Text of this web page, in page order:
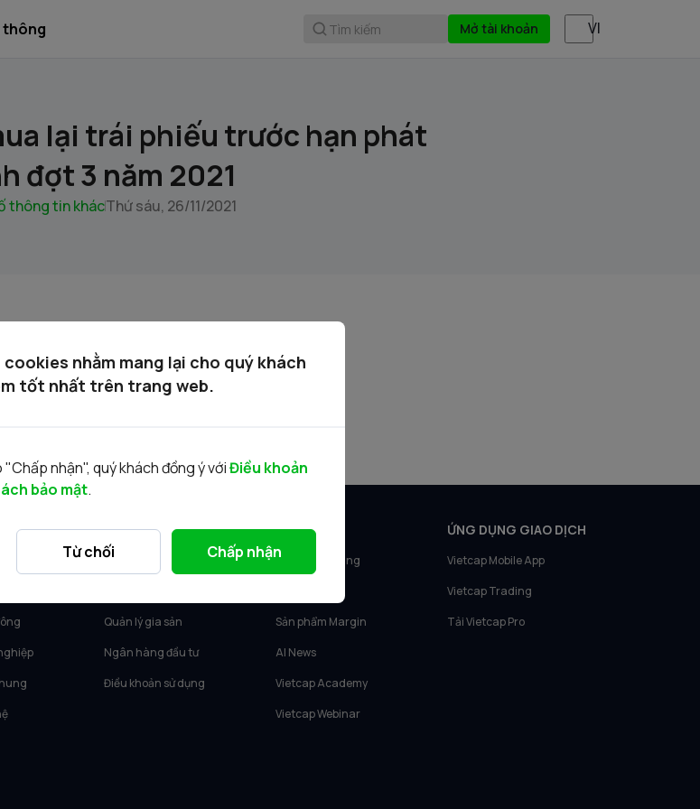
thông Tìm kiếm Mở tài khoản
lại trái phiếu trước hạn phát
đợt 3 năm 2021
thông tin khácThứ sáu, 26/11/2021
dot 3 nam 2021.pdf
DỊCH VỤ
Tư vấn KH Cá nhân
Quản lý gia sản
Ngân hàng đầu tư
Điều khoản sử dụng
SẢN PHẨM
Vietcap Trading
Sản phẩm Margin
AI News
Vietcap Academy
Vietcap Webinar
ỨNG DỤNG GIAO DỊCH
Vietcap Mobile App
Vietcap Trading
Tải Vietcap Pro
nhằm mang lại cho quý khách
tốt nhất trên trang web.
nhận", quý khách đồng ý vớiĐiều khoản
bảo mật.
Từ chối Chấp nhận